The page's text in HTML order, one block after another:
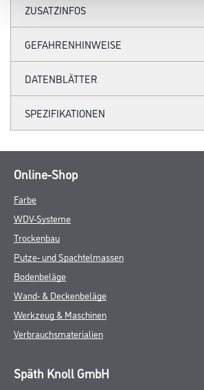
ZUSATZINFOS
GEFAHRENHINWEISE
DATENBLÄTTER
SPEZIFIKATIONEN
Online-Shop
Farbe
WDV-Systeme
Trockenbau
Putze- und Spachtelmassen
Bodenbeläge
Wand- & Deckenbeläge
Werkzeug & Maschinen
Verbrauchsmaterialien
Späth Knoll GmbH